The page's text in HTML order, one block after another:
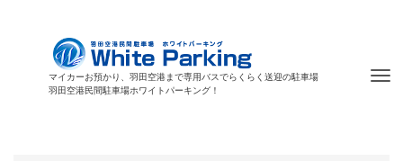
マイカーお預かり、羽田空港まで専用バスでらくらく送迎の駐車場
羽田空港民間駐車場ホワイトパーキング！